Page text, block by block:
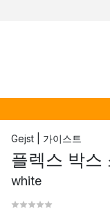
Gejst | 가이스트
플렉스 박스
white